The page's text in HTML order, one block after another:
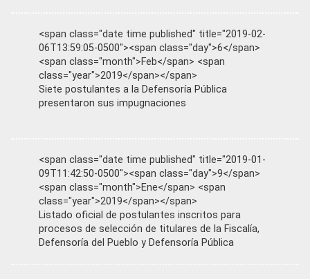
<span class="date time published" title="2019-02-
06T13:59:05-0500"><span class="day">6</span>
<span class="month">Feb</span> <span
class="year">2019</span></span>
Siete postulantes a la Defensoría Pública
presentaron sus impugnaciones
<span class="date time published" title="2019-01-
09T11:42:50-0500"><span class="day">9</span>
<span class="month">Ene</span> <span
class="year">2019</span></span>
Listado oficial de postulantes inscritos para
procesos de selección de titulares de la Fiscalía,
Defensoría del Pueblo y Defensoría Pública